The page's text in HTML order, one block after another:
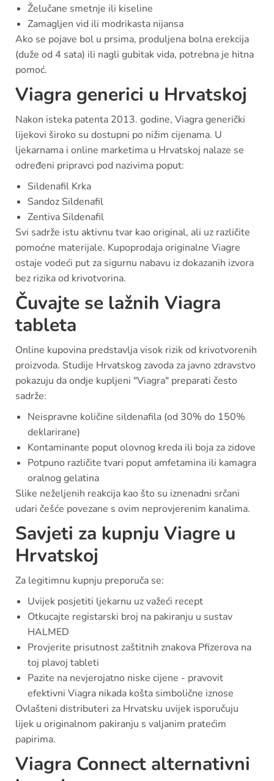
Želučane smetnje ili kiseline
Zamagljen vid ili modrikasta nijansa
Ako se pojave bol u prsima, produljena bolna erekcija
(duže od 4 sata) ili nagli gubitak vida, potrebna je hitna
pomoć.
Viagra generici u Hrvatskoj
Nakon isteka patenta 2013. godine, Viagra generički
lijekovi široko su dostupni po nižim cijenama. U
ljekarnama i online marketima u Hrvatskoj nalaze se
određeni pripravci pod nazivima poput:
Sildenafil Krka
Sandoz Sildenafil
Zentiva Sildenafil
Svi sadrže istu aktivnu tvar kao original, ali uz različite
pomoćne materijale. Kupoprodaja originalne Viagre
ostaje vodeći put za sigurnu nabavu iz dokazanih izvora
bez rizika od krivotvorina.
Čuvajte se lažnih Viagra
tableta
Online kupovina predstavlja visok rizik od krivotvorenih
proizvoda. Studije Hrvatskog zavoda za javno zdravstvo
pokazuju da ondje kupljeni "Viagra" preparati često
sadrže:
Neispravne količine sildenafila (od 30% do 150%
deklarirane)
Kontaminante poput olovnog kreda ili boja za zidove
Potpuno različite tvari poput amfetamina ili kamagra
oralnog gelatina
Slike neželjenih reakcija kao što su iznenadni srčani
udari češće povezane s ovim neprovjerenim kanalima.
Savjeti za kupnju Viagre u
Hrvatskoj
Za legitimnu kupnju preporuča se:
Uvijek posjetiti ljekarnu uz važeći recept
Otkucajte registarski broj na pakiranju u sustav
HALMED
Provjerite prisutnost zaštitnih znakova Pfizerova na
toj plavoj tableti
Pazite na nevjerojatno niske cijene - pravovit
efektivni Viagra nikada košta simbolične iznose
Ovlašteni distributeri za Hrvatsku uvijek isporučuju
lijek u originalnom pakiranju s valjanim pratećim
papirima.
Viagra Connect alternativni